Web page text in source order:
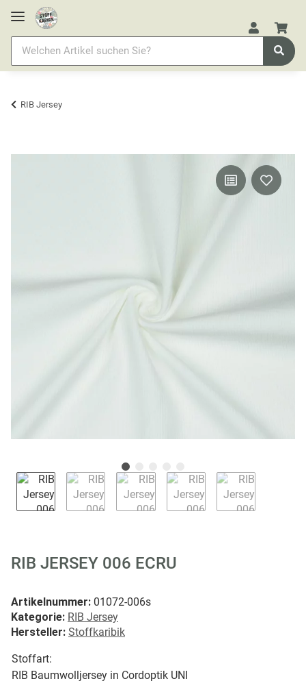
RIB Jersey
RIB JERSEY 006 ECRU
Artikelnummer: 01072-006s
Kategorie: RIB Jersey
Hersteller: Stoffkaribik
Stoffart:
RIB Baumwolljersey in Cordoptik UNI